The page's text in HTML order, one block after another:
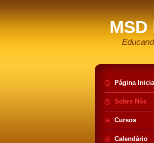
Página
Sobre Nós
Cursos
Calendário